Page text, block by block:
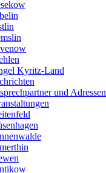
Kyritz-Land
und Adressen